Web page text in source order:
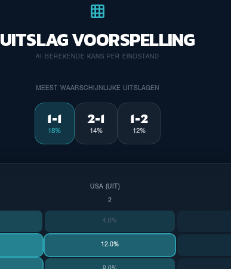
grid_on
UITSLAG VOORSPELLING
AI-BEREKENDE KANS PER EINDSTAND
MEEST WAARSCHIJNLIJKE UITSLAGEN
1-1
18%
2-1
14%
1-2
12%
USA (UIT)
2
4.0%
12.0%